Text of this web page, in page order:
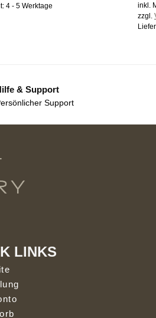
4 - 5 Werktage
inkl.
zzgl.
& Support
Support
LINKS